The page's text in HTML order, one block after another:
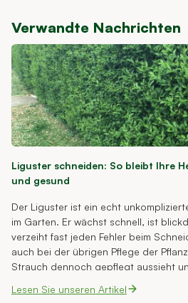
Verwandte Nachrichten
Liguster schneiden: So bleibt Ihre
und gesund
Der Liguster ist ein echt
im Garten. Er wächst schnell, ist
verzeiht fast jeden Fehler beim
auch bei der übrigen Pflege der
Strauch dennoch gepflegt aussieht
(Hecken-)Schere greifen. Wir zeigen
Lesen Sie unseren Artikel